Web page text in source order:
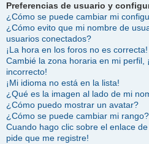
Preferencias de usuario y
¿Cómo se puede cambiar mi
¿Cómo evito que mi nombre de
usuarios conectados?
¡La hora en los foros no es correcta!
Cambié la zona horaria en mi perfil,
incorrecto!
¡Mi idioma no está en la lista!
¿Qué es la imagen al lado de mi
¿Cómo puedo mostrar un avatar?
¿Cómo se puede cambiar mi rango?
Cuando hago clic sobre el enlace
pide que me registre!